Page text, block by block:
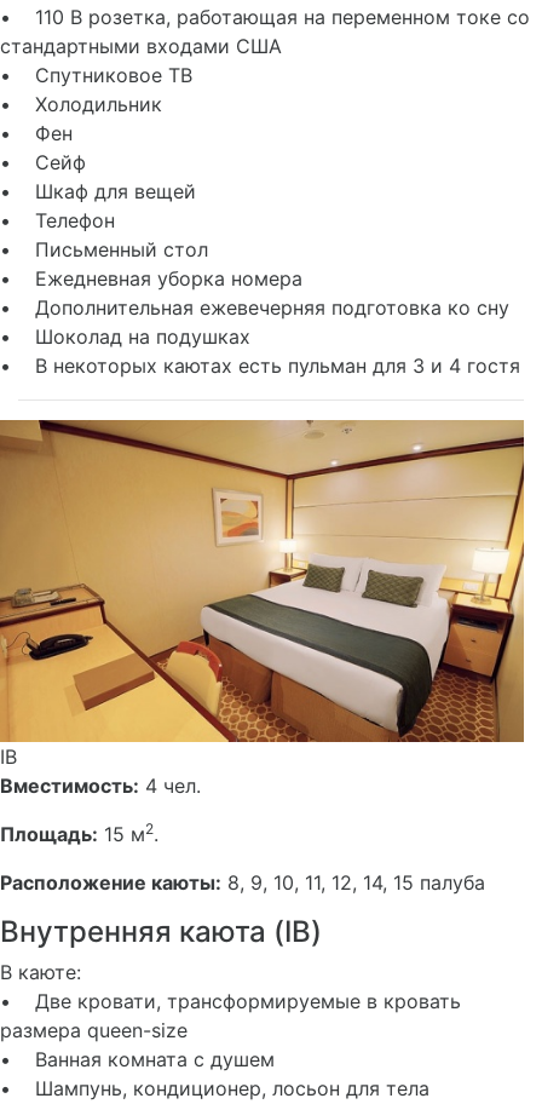
• 110 В розетка, работающая на переменном токе со
стандартными входами США
• Спутниковое ТВ
• Холодильник
• Фен
• Сейф
• Шкаф для вещей
• Телефон
• Письменный стол
• Ежедневная уборка номера
• Дополнительная ежевечерняя подготовка ко сну
• Шоколад на подушках
• В некоторых каютах есть пульман для 3 и 4 гостя
IB
Вместимость: 4 чел.
Площадь: 15 м2.
Расположение каюты: 8, 9, 10, 11, 12, 14, 15 палуба
Внутренняя каюта (IB)
В каюте:
• Две кровати, трансформируемые в кровать
размера queen-size
• Ванная комната с душем
• Шампунь, кондиционер, лосьон для тела